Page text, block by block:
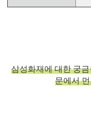
삼성화재에 대한 궁
문에서